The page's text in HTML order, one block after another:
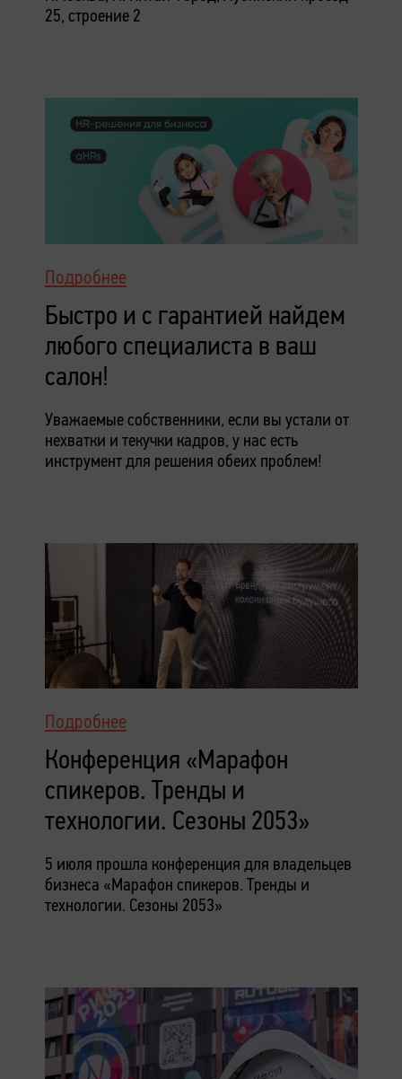
25, строение 2
Подробнее
Быстро и с гарантией найдем
любого специалиста в ваш
салон!
Уважаемые собственники, если вы устали от
нехватки и текучки кадров, у нас есть
инструмент для решения обеих проблем!
Подробнее
Конференция «Марафон
спикеров. Тренды и
технологии. Сезоны 2053»
5 июля прошла конференция для владельцев
бизнеса «Марафон спикеров. Тренды и
технологии. Сезоны 2053»